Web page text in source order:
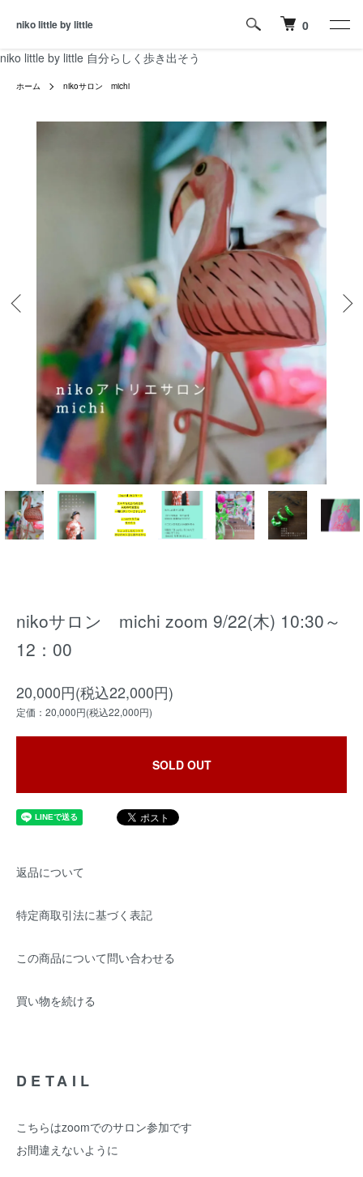
niko little by little 自分らしく歩き出そう
niko little by little 0
ホーム nikoサロン michi
nikoサロン michi zoom 9/22(木) 10:30～
12：00
20,000円(税込22,000円)
定価：20,000円(税込22,000円)
SOLD OUT
返品について
特定商取引法に基づく表記
この商品について問い合わせる
買い物を続ける
DETAIL
こちらはzoomでのサロン参加です
お間違えないように